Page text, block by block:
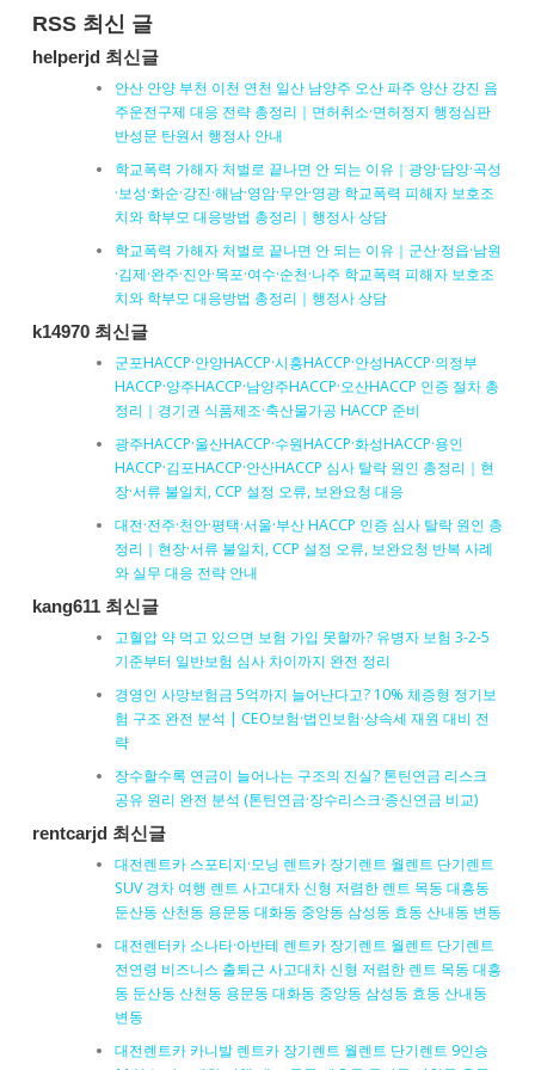
RSS 최신 글
helperjd 최신글
안산 안양 부천 이천 연천 일산 남양주 오산 파주 양산 강진 음
주운전구제 대응 전략 총정리｜면허취소·면허정지 행정심판
반성문 탄원서 행정사 안내
학교폭력 가해자 처벌로 끝나면 안 되는 이유｜광양·담양·곡성
·보성·화순·강진·해남·영암·무안·영광 학교폭력 피해자 보호조
치와 학부모 대응방법 총정리｜행정사 상담
학교폭력 가해자 처벌로 끝나면 안 되는 이유｜군산·정읍·남원
·김제·완주·진안·목포·여수·순천·나주 학교폭력 피해자 보호조
치와 학부모 대응방법 총정리｜행정사 상담
k14970 최신글
군포HACCP·안양HACCP·시흥HACCP·안성HACCP·의정부
HACCP·양주HACCP·남양주HACCP·오산HACCP 인증 절차 총
정리｜경기권 식품제조·축산물가공 HACCP 준비
광주HACCP·울산HACCP·수원HACCP·화성HACCP·용인
HACCP·김포HACCP·안산HACCP 심사 탈락 원인 총정리｜현
장·서류 불일치, CCP 설정 오류, 보완요청 대응
대전·전주·천안·평택·서울·부산 HACCP 인증 심사 탈락 원인 총
정리｜현장·서류 불일치, CCP 설정 오류, 보완요청 반복 사례
와 실무 대응 전략 안내
kang611 최신글
고혈압 약 먹고 있으면 보험 가입 못할까? 유병자 보험 3-2-5
기준부터 일반보험 심사 차이까지 완전 정리
경영인 사망보험금 5억까지 늘어난다고? 10% 체증형 정기보
험 구조 완전 분석 | CEO보험·법인보험·상속세 재원 대비 전
략
장수할수록 연금이 늘어나는 구조의 진실? 톤틴연금 리스크
공유 원리 완전 분석 (톤틴연금·장수리스크·종신연금 비교)
rentcarjd 최신글
대전렌트카 스포티지·모닝 렌트카 장기렌트 월렌트 단기렌트
SUV 경차 여행 렌트 사고대차 신형 저렴한 렌트 목동 대흥동
둔산동 산천동 용문동 대화동 중앙동 삼성동 효동 산내동 변동
대전렌터카 소나타·아반테 렌트카 장기렌트 월렌트 단기렌트
전연령 비즈니스 출퇴근 사고대차 신형 저렴한 렌트 목동 대흥
동 둔산동 산천동 용문동 대화동 중앙동 삼성동 효동 산내동
변동
대전렌트카 카니발 렌트카 장기렌트 월렌트 단기렌트 9인승